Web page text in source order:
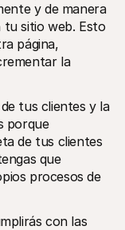
y de manera
sitio web. Esto
página,
la
tus clientes y la
porque
de tus clientes
que
procesos de
con las